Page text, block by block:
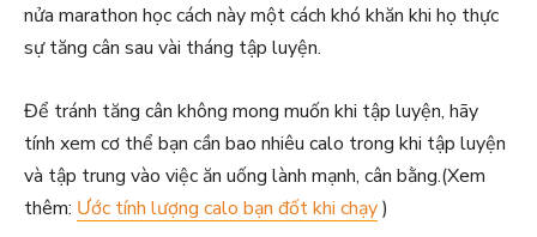
nửa marathon học cách này một cách khó khăn khi họ thực
sự tăng cân sau vài tháng tập luyện.
Để tránh tăng cân không mong muốn khi tập luyện, hãy
tính xem cơ thể bạn cần bao nhiêu calo trong khi tập luyện
và tập trung vào việc ăn uống lành mạnh, cân bằng.(Xem
thêm: Ước tính lượng calo bạn đốt khi chạy)